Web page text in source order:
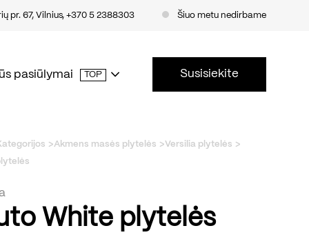
pr. 67, Vilnius, +370 5 2388303 Šiuo metu nedirbame
pasiūlymai TOP Susisiekite
Akmens masės plytelės
Versilia plytelės
White plytelės